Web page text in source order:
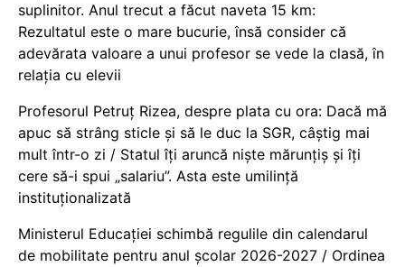
suplinitor. Anul trecut a făcut naveta 15 km:
Rezultatul este o mare bucurie, însă consider că
adevărata valoare a unui profesor se vede la clasă, în
relația cu elevii
Profesorul Petruț Rizea, despre plata cu ora: Dacă mă
apuc să strâng sticle și să le duc la SGR, câștig mai
mult într-o zi / Statul îți aruncă niște mărunțiș și îți
cere să-i spui „salariu”. Asta este umilință
instituționalizată
Ministerul Educației schimbă regulile din calendarul
de mobilitate pentru anul școlar 2026-2027 / Ordinea